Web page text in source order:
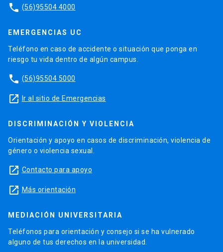
phone (56)95504 4000
EMERGENCIAS UC
Teléfono en caso de accidente o situación que ponga en
riesgo tu vida dentro de algún campus.
phone (56)95504 5000
launch Ir al sitio de Emergencias
DISCRIMINACIÓN Y VIOLENCIA
Orientación y apoyo en casos de discriminación, violencia de
género o violencia sexual.
launch Contacto para apoyo
launch Más orientación
MEDIACIÓN UNIVERSITARIA
Teléfonos para orientación y consejo si se ha vulnerado
alguno de tus derechos en la universidad.